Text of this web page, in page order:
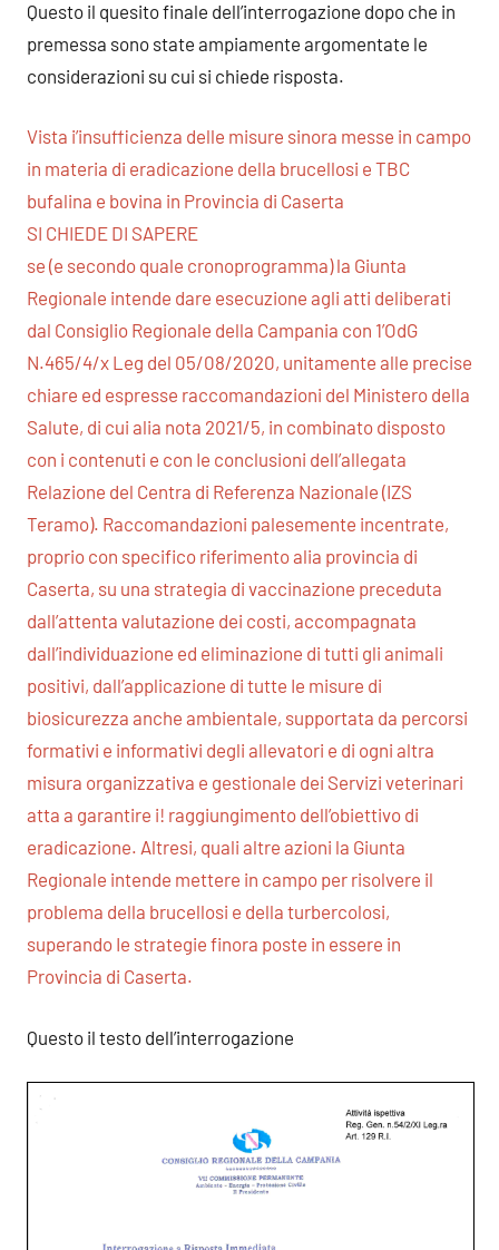
Questo il quesito finale dell’interrogazione dopo che in
premessa sono state ampiamente argomentate le
considerazioni su cui si chiede risposta.
Vista i’insufficienza delle misure sinora messe in campo
in materia di eradicazione della brucellosi e TBC
bufalina e bovina in Provincia di Caserta
SI CHIEDE DI SAPERE
se (e secondo quale cronoprogramma) la Giunta
Regionale intende dare esecuzione agli atti deliberati
dal Consiglio Regionale della Campania con 1’OdG
N.465/4/x Leg del 05/08/2020, unitamente alle precise
chiare ed espresse raccomandazioni del Ministero della
Salute, di cui alia nota 2021/5, in combinato disposto
con i contenuti e con Ie conclusioni dell’allegata
Relazione del Centra di Referenza Nazionale (IZS
Teramo). Raccomandazioni palesemente incentrate,
proprio con specifico riferimento alia provincia di
Caserta, su una strategia di vaccinazione preceduta
dall’attenta valutazione dei costi, accompagnata
dall’individuazione ed eliminazione di tutti gli animali
positivi, dall’applicazione di tutte Ie misure di
biosicurezza anche ambientale, supportata da percorsi
formativi e informativi degli allevatori e di ogni altra
misura organizzativa e gestionale dei Servizi veterinari
atta a garantire i! raggiungimento dell’obiettivo di
eradicazione. Altresi, quali altre azioni la Giunta
Regionale intende mettere in campo per risolvere il
problema della brucellosi e della turbercolosi,
superando Ie strategie finora poste in essere in
Provincia di Caserta.
Questo il testo dell’interrogazione